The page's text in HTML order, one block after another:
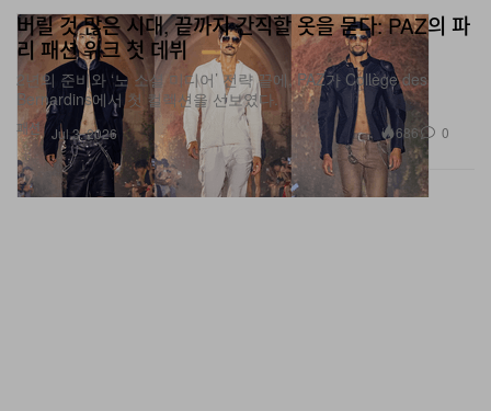
패션
버릴 것 많은 시대, 끝까지 간직할 옷을 묻다: PAZ의 파
리 패션 위크 첫 데뷔
2년의 준비와 ‘노 소셜 미디어’ 전략 끝에, PAZ가 Collège des
Bernardins에서 첫 컬렉션을 선보였다.
Jul 3, 2026 686 0